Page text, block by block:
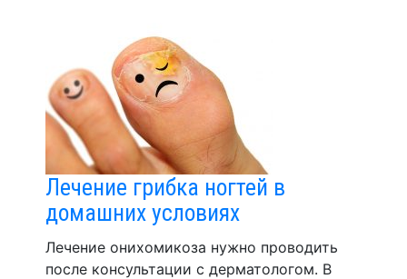
Лечение грибка ногтей в
домашних условиях
Лечение онихомикоза нужно проводить
после консультации с дерматологом. В